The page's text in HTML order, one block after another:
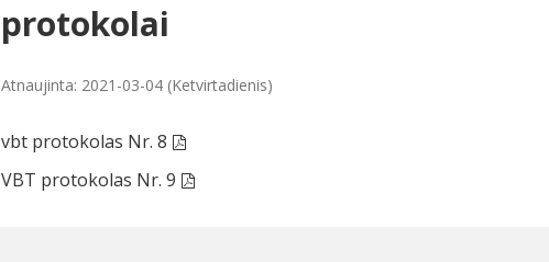
protokolai
Atnaujinta: 2021-03-04 (Ketvirtadienis)
vbt protokolas Nr. 8
VBT protokolas Nr. 9